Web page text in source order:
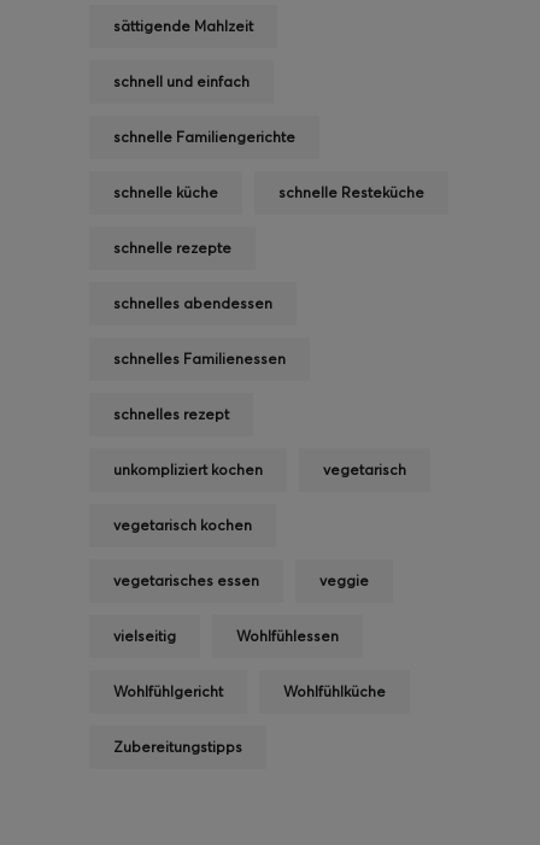
sättigende Mahlzeit
schnell und einfach
schnelle Familiengerichte
schnelle küche schnelle Resteküche
schnelle rezepte
schnelles abendessen
schnelles Familienessen
schnelles rezept
unkompliziert kochen vegetarisch
vegetarisch kochen
vegetarisches essen veggie
vielseitig Wohlfühlessen
Wohlfühlgericht Wohlfühlküche
Zubereitungstipps